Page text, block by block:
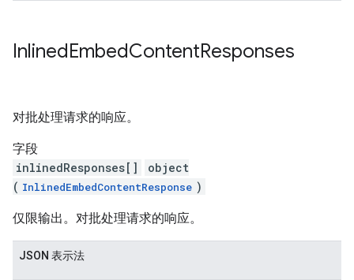
InlinedEmbedContentResponses
对批处理请求的响应。
字段
inlinedResponses[]
object
( InlinedEmbedContentResponse )
仅限输出。对批处理请求的响应。
JSON 表示法